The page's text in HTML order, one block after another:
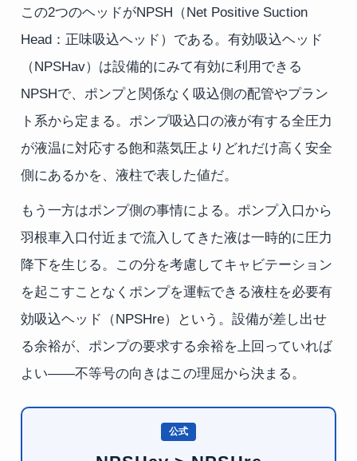
この2つのヘッドがNPSH（Net Positive Suction
Head：正味吸込ヘッド）である。有効吸込ヘッド
（NPSHav）は設備的にみて有効に利用できる
NPSHで、ポンプと関係なく吸込側の配管やプラン
ト系から定まる。ポンプ吸込口の液が有する全圧力
が液温に対応する飽和蒸気圧よりどれだけ高く安全
側にあるかを、液柱で表した値だ。
もう一方はポンプ側の事情による。ポンプ入口から
羽根車入口付近まで流入してきた液は一時的に圧力
降下を生じる。この分を考慮してキャビテーション
を起こすことなくポンプを運転できる液柱を必要有
効吸込ヘッド（NPSHre）という。設備が差し出せ
る余裕が、ポンプの要求する余裕を上回っていれば
よい——不等号の向きはこの理屈から決まる。
公式